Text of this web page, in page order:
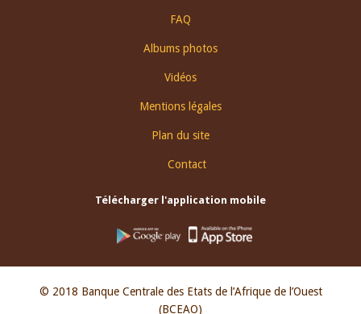
FAQ
Albums photos
Vidéos
Mentions légales
Plan du site
Contact
Télécharger l'application mobile
© 2018 Banque Centrale des Etats de l’Afrique de l’Ouest
(BCEAO)